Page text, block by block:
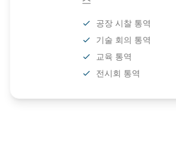
공장 시찰 통역
기술 회의 통역
교육 통역
전시회 통역